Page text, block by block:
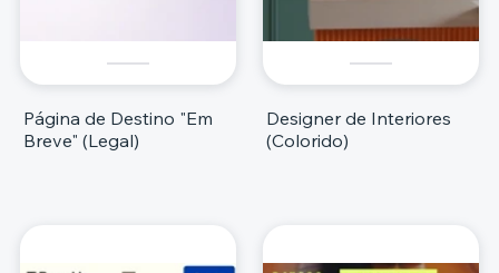
Página de Destino "Em
Breve" (Legal)
Designer de Interiores
(Colorido)